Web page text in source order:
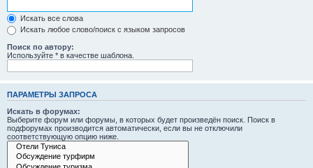
Искать все слова
Искать любое слово/поиск с языком запросов
Поиск по автору:
Используйте * в качестве шаблона.
ПАРАМЕТРЫ ЗАПРОСА
Искать в форумах:
Выберите форум или форумы, в которых будет произведён поиск. Поиск в
подфорумах производится автоматически, если вы не отключили
соответствующую опцию ниже.